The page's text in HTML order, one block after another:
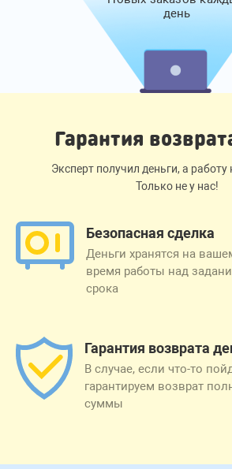
день
Гарантия
Эксперт получил деньги, а
Только не у нас!
Безопасная сделка
Деньги хранятся на
время работы над
срока
Гарантия возврата
В случае, если что-то
гарантируем возврат
суммы